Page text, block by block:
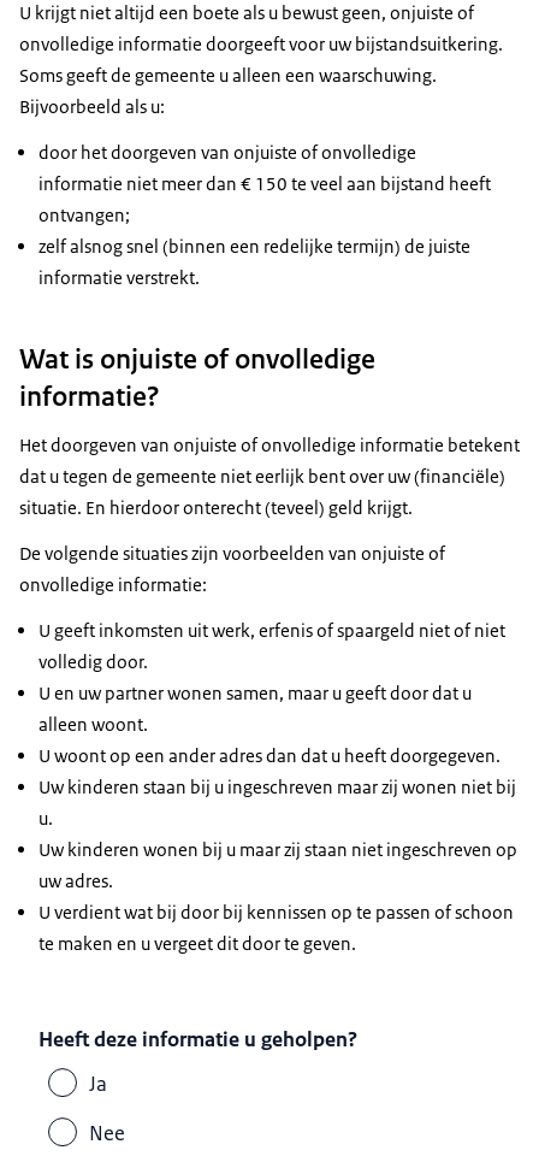
U krijgt niet altijd een boete als u bewust geen, onjuiste of
onvolledige informatie doorgeeft voor uw bijstandsuitkering.
Soms geeft de gemeente u alleen een waarschuwing.
Bijvoorbeeld als u:
door het doorgeven van onjuiste of onvolledige
informatie niet meer dan € 150 te veel aan bijstand heeft
ontvangen;
zelf alsnog snel (binnen een redelijke termijn) de juiste
informatie verstrekt.
Wat is onjuiste of onvolledige
informatie?
Het doorgeven van onjuiste of onvolledige informatie betekent
dat u tegen de gemeente niet eerlijk bent over uw (financiële)
situatie. En hierdoor onterecht (teveel) geld krijgt.
De volgende situaties zijn voorbeelden van onjuiste of
onvolledige informatie:
U geeft inkomsten uit werk, erfenis of spaargeld niet of niet
volledig door.
U en uw partner wonen samen, maar u geeft door dat u
alleen woont.
U woont op een ander adres dan dat u heeft doorgegeven.
Uw kinderen staan bij u ingeschreven maar zij wonen niet bij
u.
Uw kinderen wonen bij u maar zij staan niet ingeschreven op
uw adres.
U verdient wat bij door bij kennissen op te passen of schoon
te maken en u vergeet dit door te geven.
Heeft deze informatie u geholpen?
Ja
Nee